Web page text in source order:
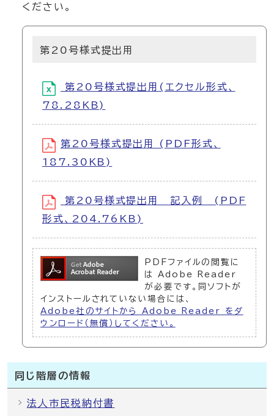
ください。
第20号様式提出用
第20号様式提出用(エクセル形式、
78.28KB)
第20号様式提出用 (PDF形式、
187.30KB)
第20号様式提出用 記入例 (PDF
形式、204.76KB)
PDFファイルの閲覧に
は Adobe Reader
が必要です。同ソフトが
インストールされていない場合には、
Adobe社のサイトから Adobe Reader をダ
ウンロード（無償）してください。
同じ階層の情報
法人市民税納付書